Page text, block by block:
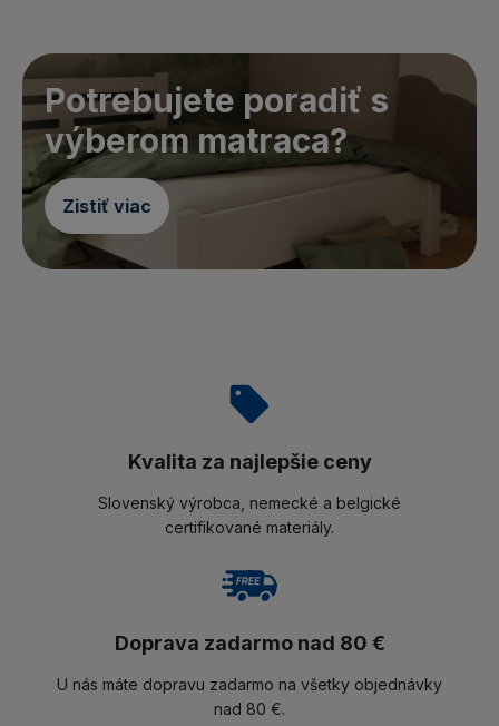
Potrebujete poradiť s
výberom matraca?
Zistiť viac
Kvalita za najlepšie ceny
Slovenský výrobca, nemecké a belgické
certifikované materiály.
Doprava zadarmo nad 80 €
U nás máte dopravu zadarmo na všetky objednávky
nad 80 €.